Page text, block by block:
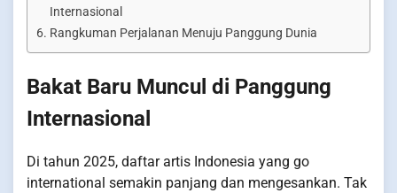
Internasional
Rangkuman Perjalanan Menuju Panggung Dunia
Bakat Baru Muncul di Panggung
Internasional
Di tahun 2025, daftar artis Indonesia yang go
international semakin panjang dan mengesankan. Tak